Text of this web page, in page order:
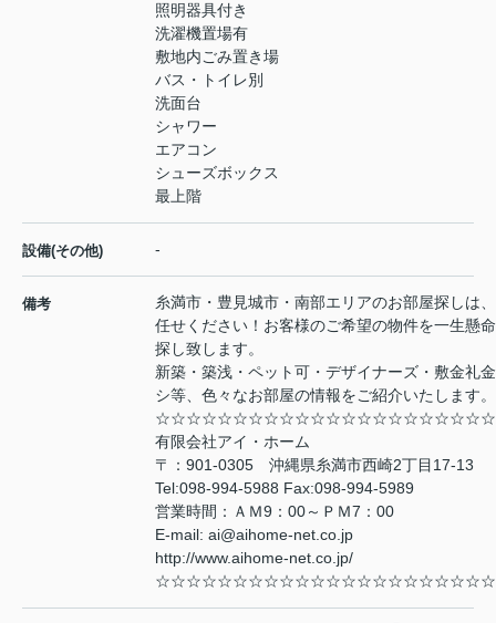
照明器具付き
洗濯機置場有
敷地内ごみ置き場
バス・トイレ別
洗面台
シャワー
エアコン
シューズボックス
最上階
設備(その他) -
備考
糸満市・豊見城市・南部エリアのお部屋探しは
任せください！お客様のご希望の物件を一生懸
探し致します。
新築・築浅・ペット可・デザイナーズ・敷金礼
シ等、色々なお部屋の情報をご紹介いたします。
有限会社アイ・ホーム
〒：901-0305 沖縄県糸満市西崎2丁目17-13
Tel:098-994-5988 Fax:098-994-5989
営業時間：ＡＭ9：00～ＰＭ7：00
E-mail: ai@aihome-net.co.jp
http://www.aihome-net.co.jp/